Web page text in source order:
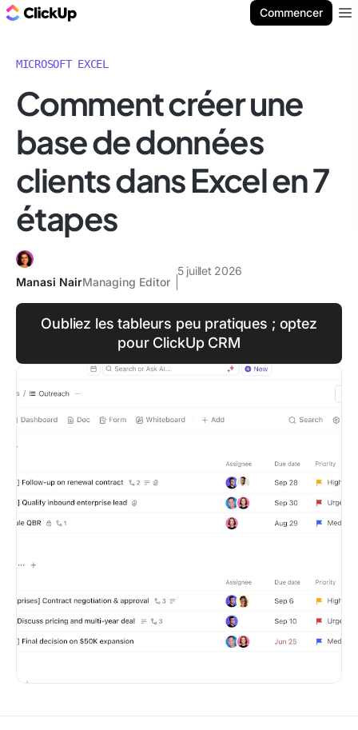
Commencer
MICROSOFT EXCEL
Comment créer une
base de données
clients dans Excel en 7
étapes
Manasi NairManaging Editor
5 juillet 2026
Oubliez les tableurs peu pratiques ; optez
pour ClickUp CRM